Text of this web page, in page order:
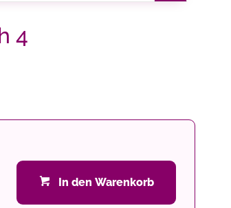
4
In den Warenkorb